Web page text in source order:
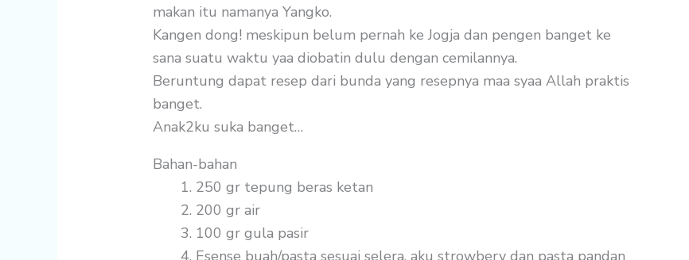
makan itu namanya Yangko.
Kangen dong! meskipun belum pernah ke Jogja dan pengen banget ke
sana suatu waktu yaa diobatin dulu dengan cemilannya.
Beruntung dapat resep dari bunda yang resepnya maa syaa Allah praktis
banget.
Anak2ku suka banget…
Bahan-bahan
250 gr tepung beras ketan
200 gr air
100 gr gula pasir
Esense buah/pasta sesuai selera, aku strowbery dan pasta pandan